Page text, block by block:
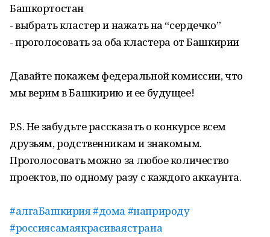
Башкортостан
- выбрать кластер и нажать на “сердечко”
- проголосовать за оба кластера от Башкирии
Давайте покажем федеральной комиссии, что
мы верим в Башкирию и ее будущее!
P.S. Не забудьте рассказать о конкурсе всем
друзьям, родственникам и знакомым.
Проголосовать можно за любое количество
проектов, по одному разу с каждого аккаунта.
#алгаБашкирия#дома #наприроду
#россиясамаякрасиваястрана